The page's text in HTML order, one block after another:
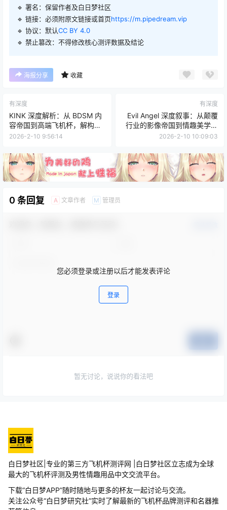
🔹 署名：保留作者及白日梦社区
🔹 链接：必须附原文链接或首页https://m.pipedream.vip
🔹 协议：默认CC BY 4.0
🔹 禁止篡改：不得修改核心测评数据及结论
海报分享 收藏
有深度
KINK 深度解析：从 BDSM 内
容帝国到高端飞机杯，解构一
个非典型品牌的专业主义
2026-2-10 9:56:14
有深度
Evil Angel 深度叙事：从颠覆
行业的影像帝国到情趣美学的
缔造者
2026-2-10 10:09:03
0 条回复 A 文章作者 M 管理员
您必须登录或注册以后才能发表评论
登录
暂无讨论，说说你的看法吧
白日梦社区|专业的第三方飞机杯测评网 |白日梦社区立志成为全球
最大的飞机杯评测及男性情趣用品中文交流平台。
下载“白日梦APP”随时随地与更多的杯友一起讨论与交流。
关注公众号“白日梦研究社”实时了解最新的飞机杯品牌测评和名器推